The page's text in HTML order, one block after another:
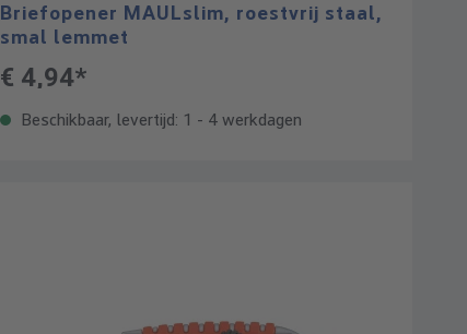
Briefopener MAULslim, roestvrij staal,
smal lemmet
€ 4,94*
Beschikbaar, levertijd: 1 - 4 werkdagen